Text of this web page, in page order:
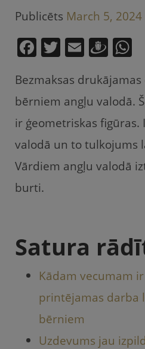
Publicēts March 5, 2024
F
c
e
b
o
o
k
T
itt
er
E
ai
l
D
u
gi
e
m
s
A
p
p
Bezmaksas
bērniem angļu valodā.
ir ģeometriskas
valodā un to tulkojums
Vārdiem angļu valodā
burti.
Satura
Kādam vecumam
printējamas darba
bērniem
Uzdevums jau